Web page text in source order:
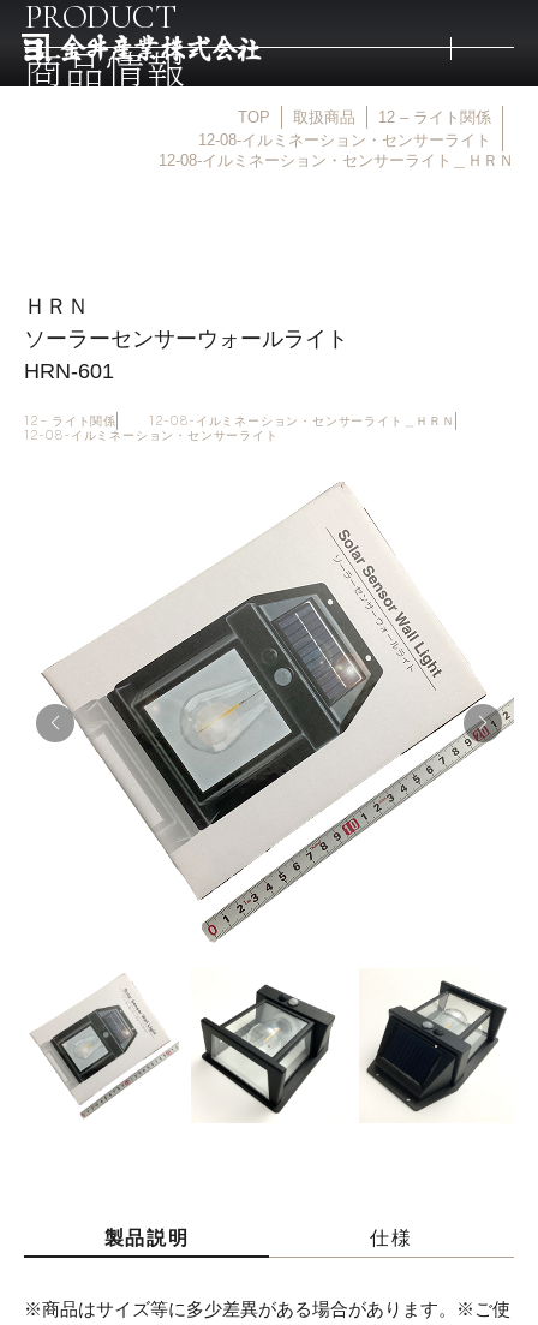
金井産業の強み
マルキン印
採用情報
お問い合わせはこちら
PRODUCT
商品情報
TOP 取扱商品
12 – ライト関係
12-08-イルミネーション・センサーライト
12-08-イルミネーション・センサーライト＿ＨＲＮ
ＨＲＮ
ソーラーセンサーウォールライト
HRN-601
12 – ライト関係
12-08-イルミネーション・センサーライト＿ＨＲＮ
12-08-イルミネーション・センサーライト
製品説明 仕様
※商品はサイズ等に多少差異がある場合があります。※ご使